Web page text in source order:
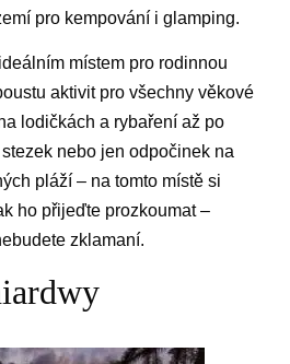
pro kempování i glamping.
místem pro rodinnou
aktivit pro všechny věkové
lodičkách a rybaření až po
nebo jen odpočinek na
pláží – na tomto místě si
ho přijeďte prozkoumat –
zklamaní.